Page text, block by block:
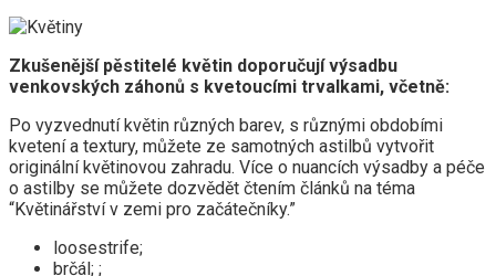
Zkušenější pěstitelé květin doporučují výsadbu
venkovských záhonů s kvetoucími trvalkami, včetně:
Po vyzvednutí květin různých barev, s různými obdobími
kvetení a textury, můžete ze samotných astilbů vytvořit
originální květinovou zahradu. Více o nuancích výsadby a péče
o astilby se můžete dozvědět čtením článků na téma
“Květinářství v zemi pro začátečníky.”
loosestrife;
brčál; ;